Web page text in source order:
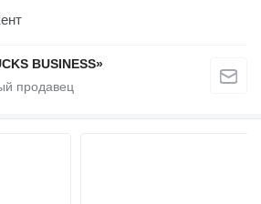
BUSINESS»